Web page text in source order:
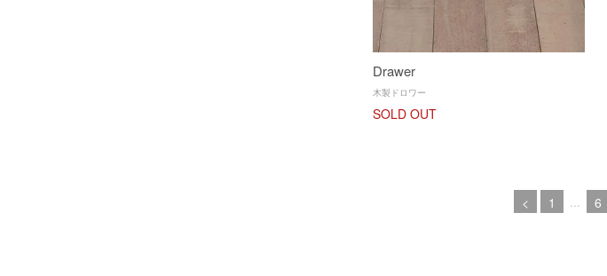
Drawer
木製ドロワー
SOLD OUT
< 1 ... 6